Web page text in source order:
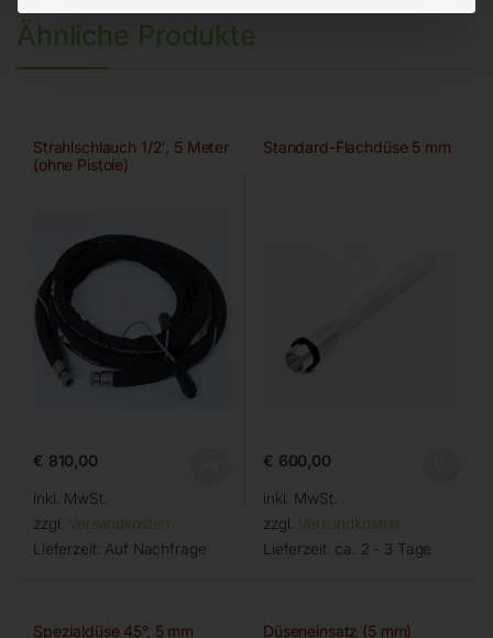
Ähnliche Produkte
Strahlschlauch 1/2′, 5 Meter
(ohne Pistole)
€ 810,00
inkl. MwSt.
zzgl. Versandkosten
Lieferzeit: Auf Nachfrage
Standard-Flachdüse 5 mm
€ 600,00
inkl. MwSt.
zzgl. Versandkosten
Lieferzeit: ca. 2 - 3 Tage
Spezialdüse 45°, 5 mm Düseneinsatz (5 mm)